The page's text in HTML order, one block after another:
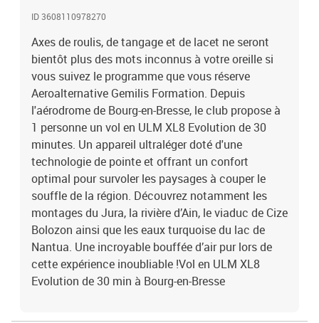
ID 3608110978270
Axes de roulis, de tangage et de lacet ne seront
bientôt plus des mots inconnus à votre oreille si
vous suivez le programme que vous réserve
Aeroalternative Gemilis Formation. Depuis
l'aérodrome de Bourg-en-Bresse, le club propose à
1 personne un vol en ULM XL8 Evolution de 30
minutes. Un appareil ultraléger doté d'une
technologie de pointe et offrant un confort
optimal pour survoler les paysages à couper le
souffle de la région. Découvrez notamment les
montages du Jura, la rivière d’Ain, le viaduc de Cize
Bolozon ainsi que les eaux turquoise du lac de
Nantua. Une incroyable bouffée d’air pur lors de
cette expérience inoubliable !Vol en ULM XL8
Evolution de 30 min à Bourg-en-Bresse